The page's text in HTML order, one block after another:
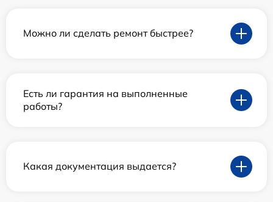
Можно ли сделать ремонт быстрее?
Есть ли гарантия на выполненные
работы?
Какая документация выдается?